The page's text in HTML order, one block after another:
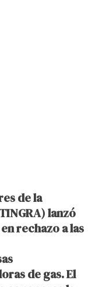
de la
lanzó
rechazo a las
de gas. El